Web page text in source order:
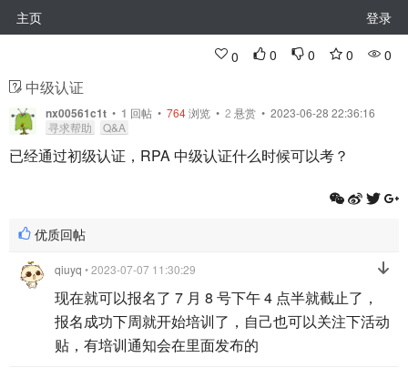
主页 登录
0 0 0 0 0
中级认证
nx00561c1t • 1 回帖 • 764浏览 • 2 悬赏 • 2023-06-28 22:36:16
寻求帮助
Q&A
已经通过初级认证，RPA 中级认证什么时候可以考？
优质回帖
qiuyq • 2023-07-07 11:30:29
现在就可以报名了 7 月 8 号下午 4 点半就截止了，
报名成功下周就开始培训了，自己也可以关注下活动
贴，有培训通知会在里面发布的